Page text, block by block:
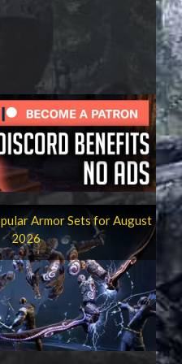
Armor Sets for August
2026